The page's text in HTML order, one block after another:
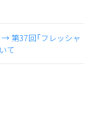
→第37回「フレッシャ
て